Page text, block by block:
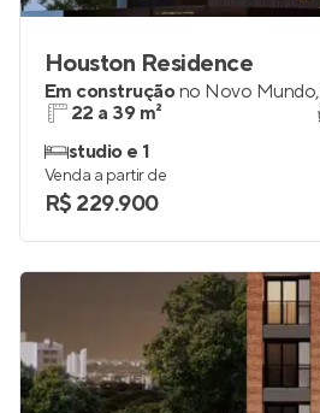
Houston Residence
Em construçãono Novo Mundo,
22 a 39 m²
studio e 1
Venda a partir de
R$ 229.900